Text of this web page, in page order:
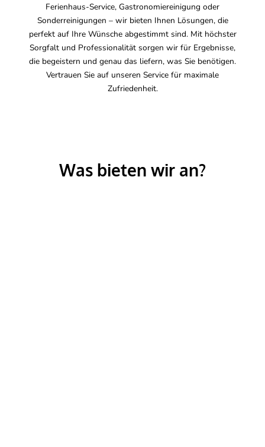
Ferienhaus-Service, Gastronomiereinigung oder
Sonderreinigungen – wir bieten Ihnen Lösungen, die
perfekt auf Ihre Wünsche abgestimmt sind. Mit höchster
Sorgfalt und Professionalität sorgen wir für Ergebnisse,
die begeistern und genau das liefern, was Sie benötigen.
Vertrauen Sie auf unseren Service für maximale
Zufriedenheit.
Was bieten wir an?